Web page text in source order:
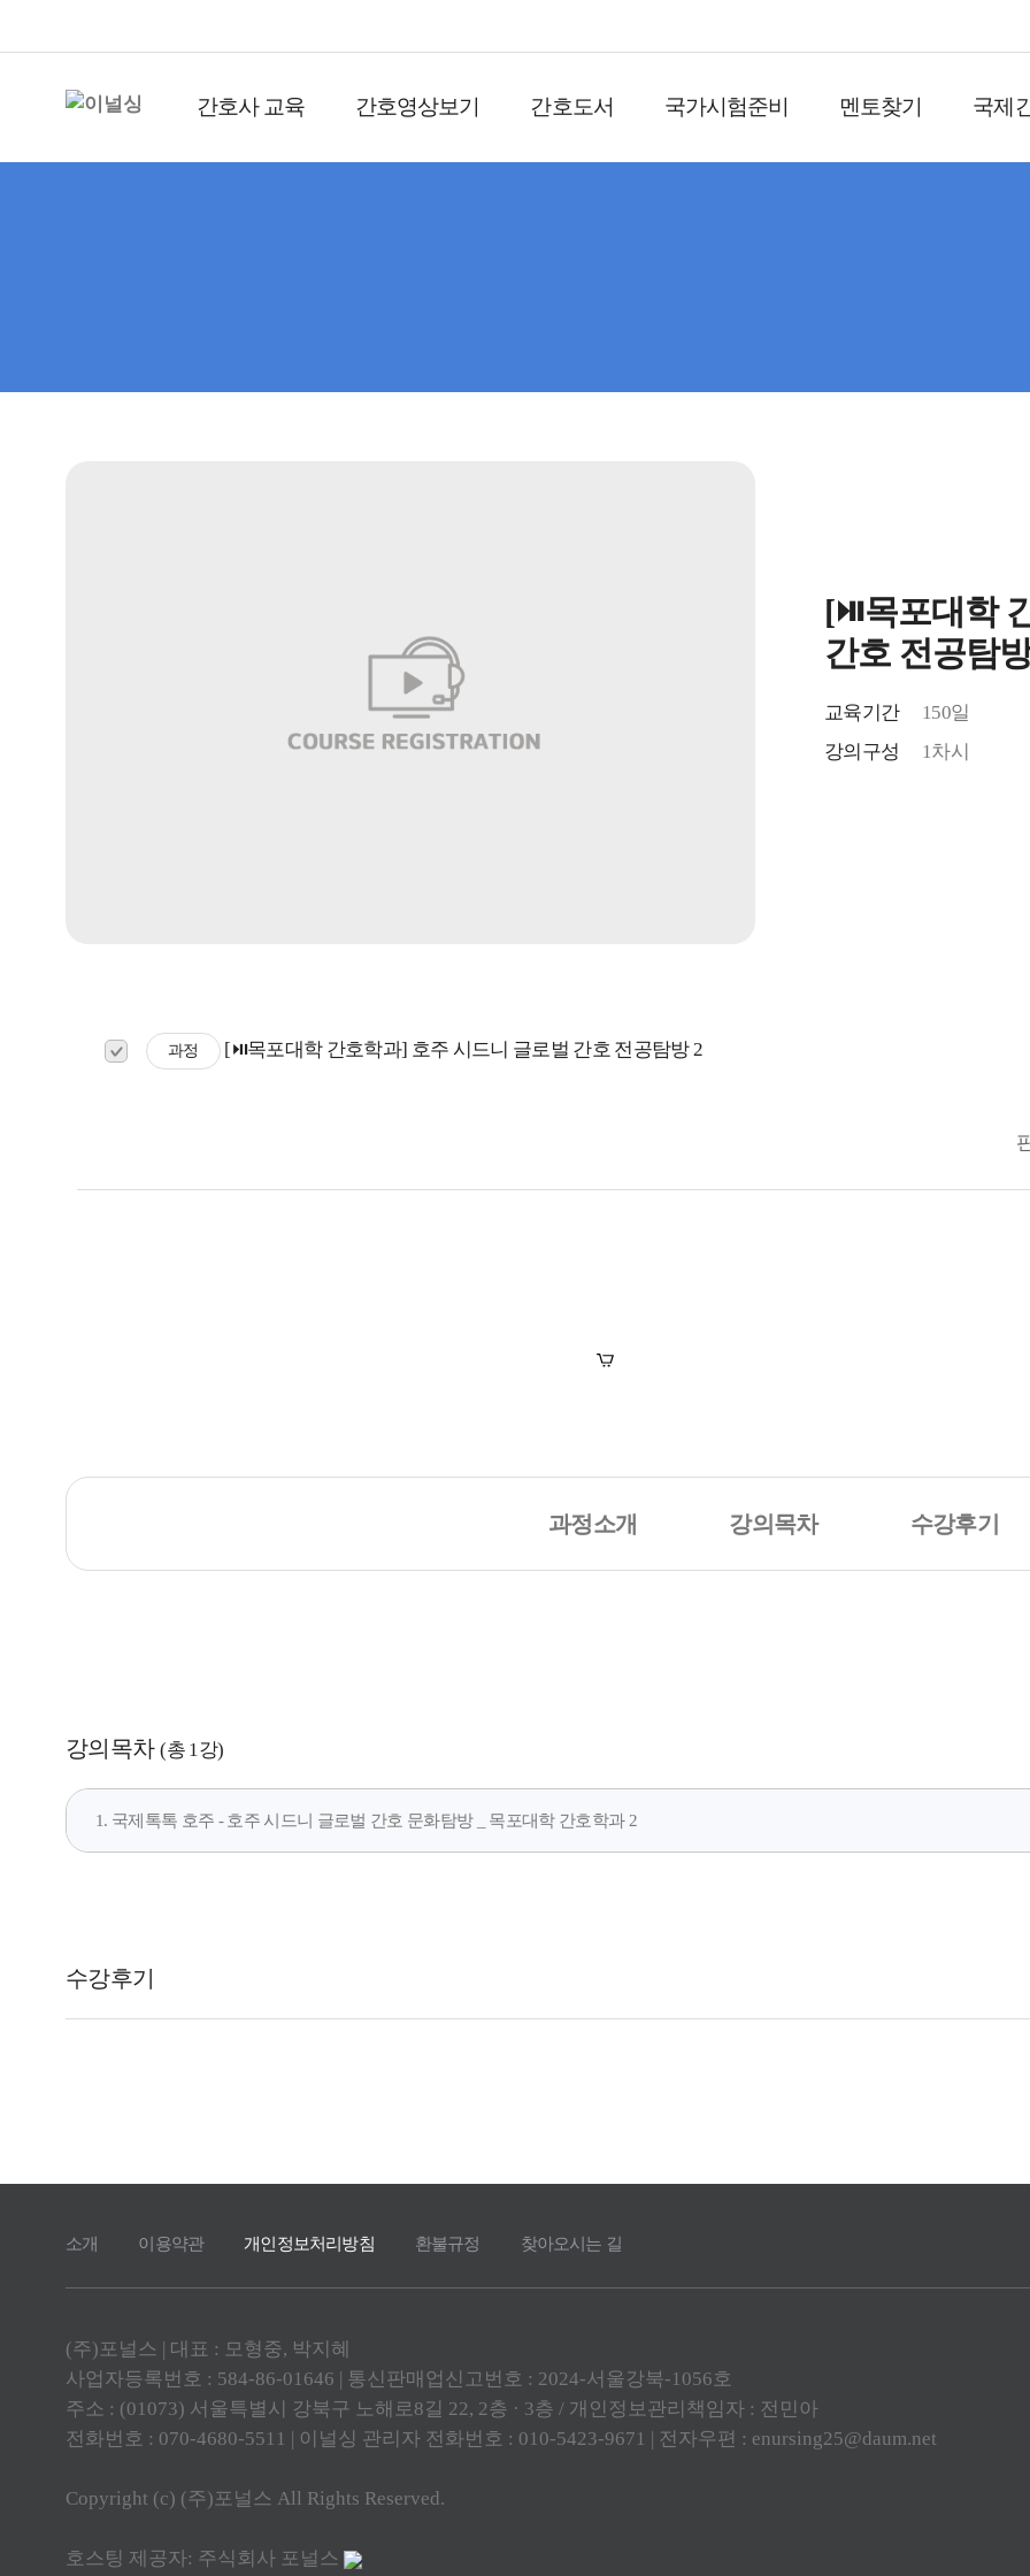
간호사 교육 간호영상보기 간호도서 국가시험준비 멘토찾기 국제
[⏯️목포대학
간호 전공탐
교육기간
150일
강의구성
1차시
과정 [⏯️목포대학 간호학과] 호주 시드니 글로벌 간호 전공탐방 2
과정소개 강의목차 수강후기
강의목차 (총 1강)
1. 국제톡톡 호주 - 호주 시드니 글로벌 간호 문화탐방 _ 목포대학 간호학과 2
소개 이용약관 개인정보처리방침 환불규정 찾아오시는 길
(주)포널스 | 대표 : 모형중, 박지혜
사업자등록번호 : 584-86-01646 | 통신판매업신고번호 : 2024-서울강북-1056호
주소 : (01073) 서울특별시 강북구 노해로8길 22, 2층 · 3층 / 개인정보관리책임자 : 전민아
전화번호 : 070-4680-5511 | 이널싱 관리자 전화번호 : 010-5423-9671 | 전자우편 : enursing25@daum.net
Copyright (c) (주)포널스 All Rights Reserved.
호스팅 제공자: 주식회사 포널스